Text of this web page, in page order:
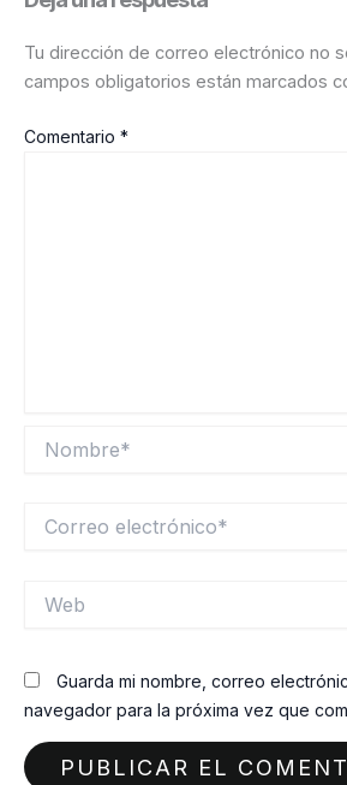
Tu dirección de correo electrónico no
campos obligatorios están marcados
Comentario *
electrónico*
Guarda mi nombre, correo
navegador para la próxima vez que